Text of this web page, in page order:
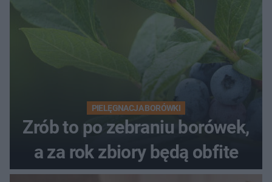
PIELĘGNACJA BORÓWKI
Zrób to po zebraniu borówek,
a za rok zbiory będą obfite